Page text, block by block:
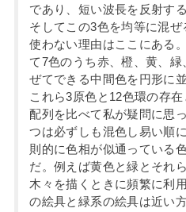
であり、短い波長を反射
そしてこの3色を均等に混
使わない理由はここにある
て7色のうち赤、橙、黄、
ぜてできる中間色を円形に
これら3原色と12色環の存
配列を比べて私が疑問に思
つは必ずしも混色し易い順
則的に色相が似通っている
だ。例えば黄色と緑とそれ
木々を描くときに頻繁に利
の絵具と緑系の絵具は近い